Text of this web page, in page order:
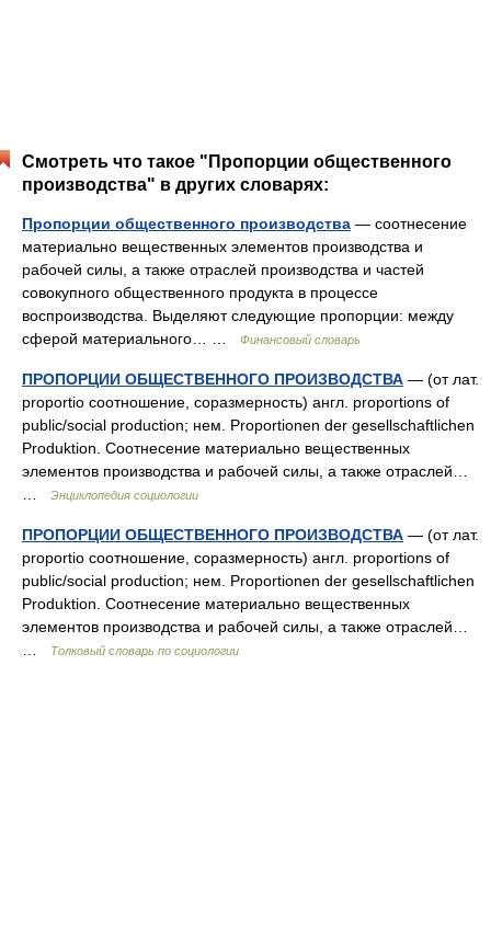
Смотреть что такое "Пропорции общественного
производства" в других словарях:
Пропорции общественного производства — соотнесение
материально вещественных элементов производства и
рабочей силы, а также отраслей производства и частей
совокупного общественного продукта в процессе
воспроизводства. Выделяют следующие пропорции: между
сферой материального… …
Финансовый словарь
ПРОПОРЦИИ ОБЩЕСТВЕННОГО ПРОИЗВОДСТВА — (от лат.
proportio соотношение, соразмерность) англ. proportions of
public/social production; нем. Proportionen der gesellschaftlichen
Produktion. Соотнесение материально вещественных
элементов производства и рабочей силы, а также отраслей…
Энциклопедия социологии
ПРОПОРЦИИ ОБЩЕСТВЕННОГО ПРОИЗВОДСТВА — (от лат.
proportio соотношение, соразмерность) англ. proportions of
public/social production; нем. Proportionen der gesellschaftlichen
Produktion. Соотнесение материально вещественных
элементов производства и рабочей силы, а также отраслей…
Толковый словарь по социологии